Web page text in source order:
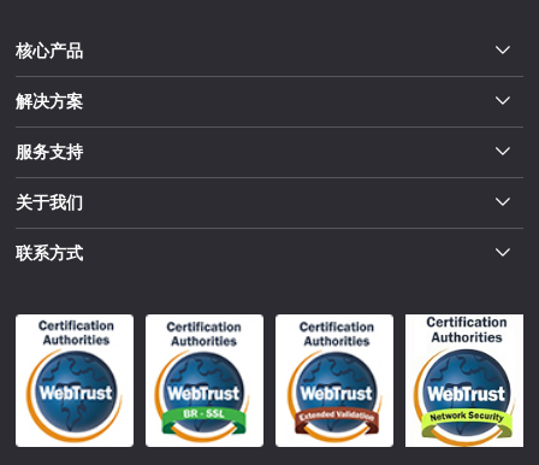
核心产品
解决方案
服务支持
关于我们
联系方式